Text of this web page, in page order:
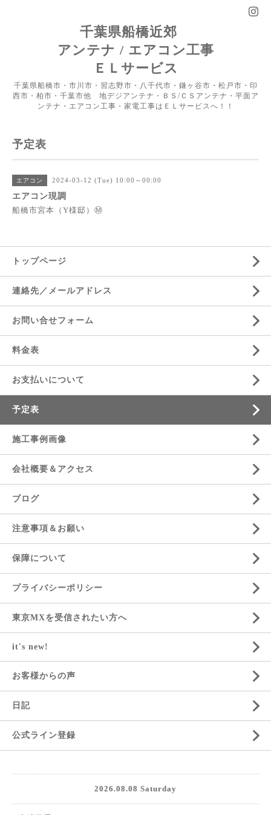
千葉県船橋近郊
アンテナ / エアコン工事
ＥＬサービス
千葉県船橋市・市川市・習志野市・八千代市・鎌ヶ谷市・松戸市・印
西市・柏市・千葉市他 地デジアンテナ・ＢＳ/ＣＳアンテナ・平面ア
ンテナ・エアコン工事・家電工事はＥＬサービスへ！！
予定表
エアコン 2024-03-12 (Tue) 10:00～00:00
エアコン現調
船橋市宮本（Y様邸）Ⓜ
トップページ
連絡先／メールアドレス
お問い合せフォーム
料金表
お支払いについて
予定表
施工事例画像
会社概要＆アクセス
ブログ
注意事項＆お願い
保障について
プライバシーポリシー
東京MXを受信されたい方へ
it's new!
お客様からの声
日記
公式ライン登録
2026.08.08 Saturday